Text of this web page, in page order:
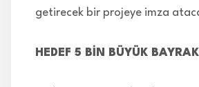
getirecek bir projeye imza
HEDEF 5 BİN BÜYÜK BAYRAK